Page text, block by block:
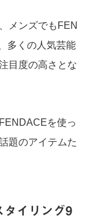
メンズでもFEN
多くの人気芸能
目度の高さとな
を使っ
題のアイテムた
タイリング9